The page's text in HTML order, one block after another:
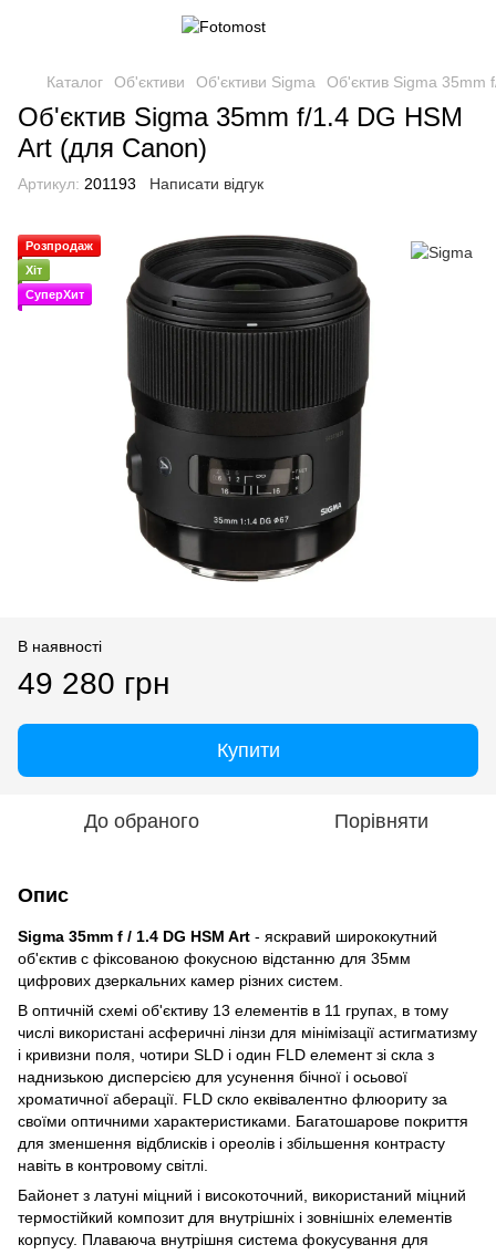
Каталог Об'єктиви Об'єктиви Sigma Об'єктив Sigma 35mm
Об'єктив Sigma 35mm f/1.4 DG HSM
Art (для Canon)
Артикул: 201193 Написати відгук
Розпродаж
Хіт
СуперХит
В наявності
49 280 грн
Купити
До обраного Порівняти
Опис
Sigma 35mm f / 1.4 DG HSM Art - яскравий ширококутний
об'єктив c фіксованою фокусною відстанню для 35мм
цифрових дзеркальних камер різних систем.
В оптичній схемі об'єктиву 13 елементів в 11 групах, в тому
числі використані асферичні лінзи для мінімізації астигматизму
і кривизни поля, чотири SLD і один FLD елемент зі скла з
наднизькою дисперсією для усунення бічної і осьової
хроматичної аберації. FLD скло еквівалентно флюориту за
своїми оптичними характеристиками. Багатошарове покриття
для зменшення відблисків і ореолів і збільшення контрасту
навіть в контровому світлі.
Байонет з латуні міцний і високоточний, використаний міцний
термостійкий композит для внутрішніх і зовнішніх елементів
корпусу. Плаваюча внутрішня система фокусування для